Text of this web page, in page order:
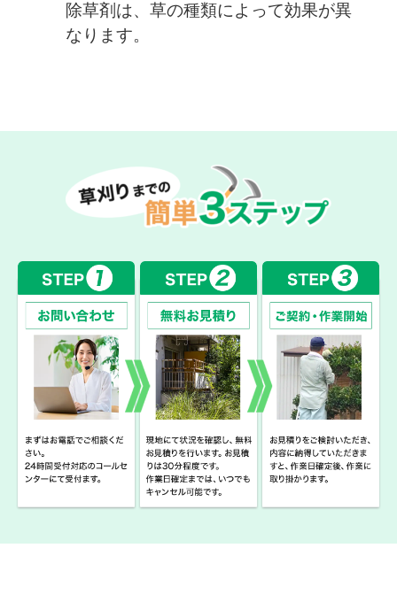
除草剤は、草の種類によって効果が異
なります。